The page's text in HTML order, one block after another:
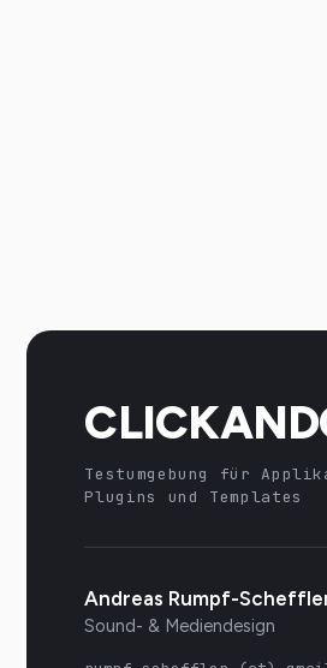
Testumgebung für
Plugins und Templates
Andreas Rumpf-
Sound- & Mediendesign